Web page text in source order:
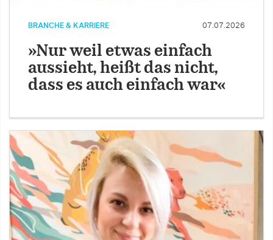
BRANCHE & KARRIERE 07.07.2026
»Nur weil etwas einfach
aussieht, heißt das nicht,
dass es auch einfach war«